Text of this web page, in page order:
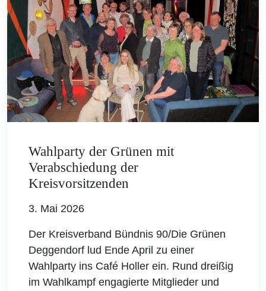
Wahlparty der Grünen mit
Verabschiedung der
Kreisvorsitzenden
3. Mai 2026
Der Kreisverband Bündnis 90/Die Grünen
Deggendorf lud Ende April zu einer
Wahlparty ins Café Holler ein. Rund dreißig
im Wahlkampf engagierte Mitglieder und